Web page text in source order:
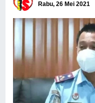
Rabu, 26 Mei 2021